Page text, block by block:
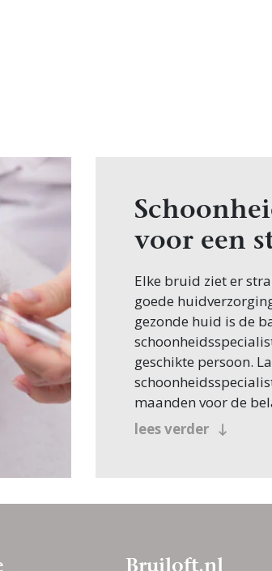
voor een
Elke bruid ziet er
goede
gezonde huid is de
geschikte persoon.
maanden voor de
lees verder
Bruiloft.nl